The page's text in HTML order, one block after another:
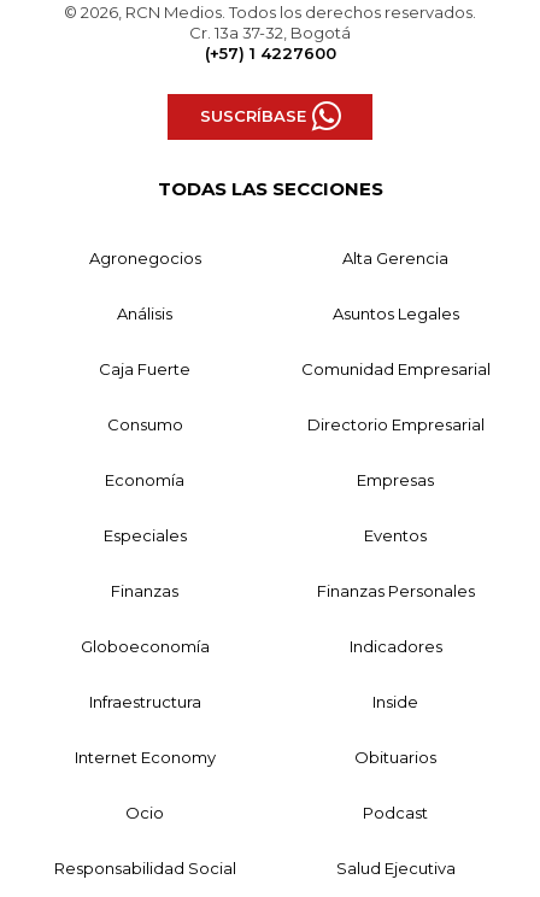
© 2026, RCN Medios. Todos los derechos reservados.
Cr. 13a 37-32, Bogotá
(+57) 1 4227600
SUSCRÍBASE
TODAS LAS SECCIONES
Agronegocios Alta Gerencia
Análisis Asuntos Legales
Caja Fuerte Comunidad Empresarial
Consumo Directorio Empresarial
Economía Empresas
Especiales Eventos
Finanzas Finanzas Personales
Globoeconomía Indicadores
Infraestructura Inside
Internet Economy Obituarios
Ocio Podcast
Responsabilidad Social Salud Ejecutiva